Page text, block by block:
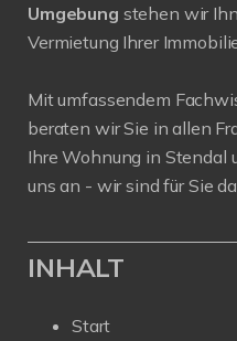
Umgebung stehen wir
Vermietung Ihrer
Mit umfassendem
beraten wir Sie in allen
Ihre Wohnung in Stendal
uns an - wir sind für Sie da.
INHALT
Start